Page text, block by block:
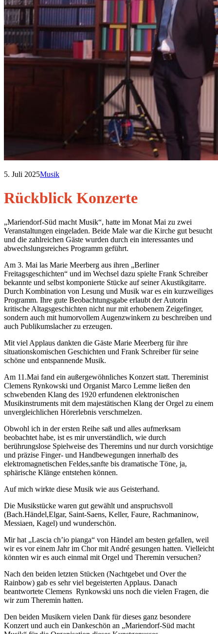
5. Juli 2025Musik
Rückblick Konzerte
„Mariendorf-Süd macht Musik“, hatte im Monat Mai zu zwei
Veranstaltungen eingeladen. Beide Male war die Kirche gut besucht
und die zahlreichen Gäste wurden durch ein interessantes und
abwechslungsreiches Programm geführt.
Am 3. Mai las Marie Meerberg aus ihren „Berliner
Freitagsgeschichten“ und im Wechsel dazu spielte Frank Schreiber
bekannte und selbst komponierte Stücke auf seiner Akustikgitarre.
Durch Kombination von Lesung und Musik war es ein kurzweiliges
Programm. Ihre gute Beobachtungsgabe erlaubt der Autorin
kritische Altagsgeschichten nicht nur mit erhobenem Zeigefinger,
sondern auch mit humorvollem Augenzwinkern zu beschreiben und
auch Publikumslacher zu erzeugen.
Mit viel Applaus dankten die Gäste Marie Meerberg für ihre
situationskomischen Geschichten und Frank Schreiber für seine
schöne und entspannende Musik.
Am 11.Mai fand ein außergewöhnliches Konzert statt. Thereminist
Clemens Rynkowski und Organist Marco Lemme ließen den
schwebenden Klang des 1920 erfundenen elektronischen
Musikinstruments mit dem majestätischen Klang der Orgel zu einem
unvergleichlichen Hörerlebnis verschmelzen.
Obwohl ich in der ersten Reihe saß und alles aufmerksam
beobachtet habe, ist es mir unverständlich, wie durch
berührungslose Spielweise des Theremins und nur durch vorsichtige
und präzise Finger- und Handbewegungen innerhalb des
elektromagnetischen Feldes,sanfte bis dramatische Töne, ja,
sphärische Klänge entstehen können.
Auf mich wirkte diese Musik wie aus Geisterhand.
Die Musikstücke waren gut gewählt und anspruchsvoll
(Bach.Händel,Elgar, Saint-Saens, Keller, Faure, Rachmaninow,
Messiaen, Kagel) und wunderschön.
Mir hat „Lascia ch’io pianga“ von Händel am besten gefallen, weil
wir es vor einem Jahr im Chor mit André gesungen hatten. Vielleicht
könnten wir es auch einmal mit Orgel und Theremin versuchen?
Nach den beiden letzten Stücken (Nachtgebet und Over the
Rainbow) gab es sehr viel begeisterten Applaus. Danach
beantwortete Clemens Rynkowski uns noch die vielen Fragen, die
wir zum Theremin hatten.
Den beiden Musikern vielen Dank für dieses ganz besondere
Konzert und auch ein Dankeschön an „Mariendorf-Süd macht